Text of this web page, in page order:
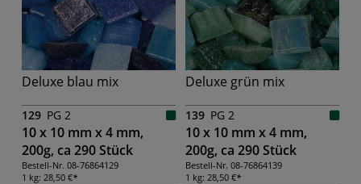
Deluxe blau mix
129 PG 2
10 x 10 mm x 4 mm,
200g, ca 290 Stück
Bestell-Nr. 08-76864129
1 kg: 28,50 €
Deluxe grün mix
139 PG 2
10 x 10 mm x 4 mm,
200g, ca 290 Stück
Bestell-Nr. 08-76864139
1 kg: 28,50 €